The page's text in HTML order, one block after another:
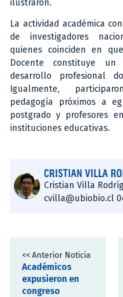
ilustraron.
La actividad académica
de investigadores
quienes coinciden en
Docente constituye
desarrollo profesional
Igualmente,
pedagogía próximos a
postgrado y profesores
instituciones educativas.
CRISTIAN VILLA
Cristian Villa
cvilla@ubiobio.cl
<< Anterior Noticia
Académicos
expusieron en
congreso